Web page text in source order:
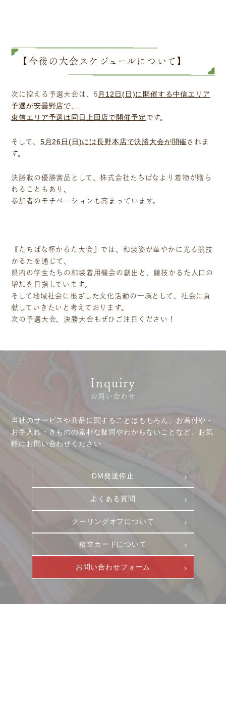
【今後の大会スケジュールについて】
次に控える予選大会は、5 月12日(日)に開催する中信エリア
予選が安曇野店で、
東信エリア予選は同日上田店で開催予定 です。
そして、 5月26日(日)には長野本店で決勝大会が開催 されま
す。
決勝戦の優勝賞品として、株式会社たちばなより着物が贈ら
れることもあり、
参加者のモチベーションも高まっています。
『たちばな杯かるた大会』では、和装姿が華やかに光る競技
かるたを通じて、
県内の学生たちの和装着用機会の創出と、競技かるた人口の
増加を目指しています。
そして地域社会に根ざした文化活動の一環として、社会に貢
献していきたいと考えております。
次の予選大会、決勝大会もぜひご注目ください！
Inquiry
お問い合わせ
当社のサービスや商品に関することはもちろん、お着付や・
お手入れ・きものの素朴な疑問やわからないことなど、お気
軽にお問い合わせください
DM発送停止
よくある質問
クーリングオフについて
積立カードについて
お問い合わせフォーム